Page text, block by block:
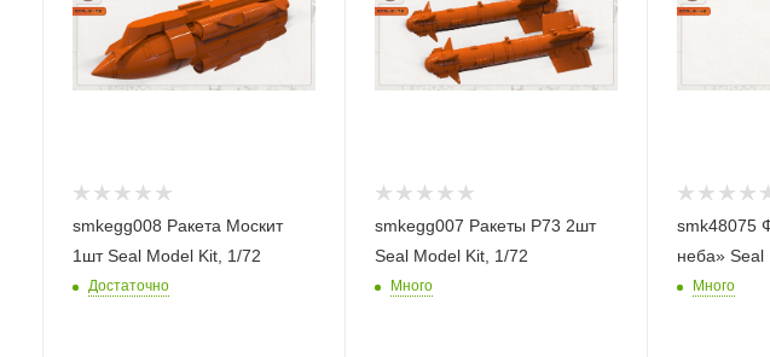
smkegg008 Ракета Москит
1шт Seal Model Kit, 1/72
Достаточно
smkegg007 Ракеты Р73 2шт
Seal Model Kit, 1/72
Много
smk48075
неба»
Много